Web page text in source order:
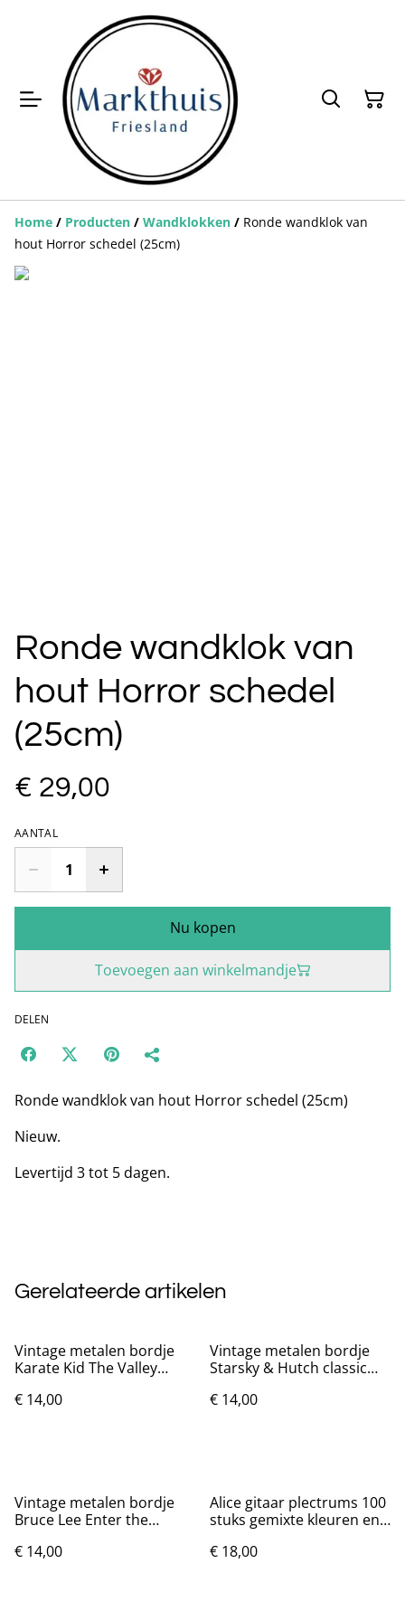
Home / Producten / Wandklokken / Ronde wandklok van
hout Horror schedel (25cm)
Ronde wandklok van
hout Horror schedel
(25cm)
€ 29,00
AANTAL
Nu kopen
Toevoegen aan winkelmandje
DELEN
Ronde wandklok van hout Horror schedel (25cm)
Nieuw.
Levertijd 3 tot 5 dagen.
Gerelateerde artikelen
Vintage metalen bordje
Karate Kid The Valley
€ 14,00
Vintage metalen bordje
Starsky & Hutch classic
€ 14,00
Vintage metalen bordje
Bruce Lee Enter the
€ 14,00
Alice gitaar plectrums 100
stuks gemixte kleuren en
€ 18,00